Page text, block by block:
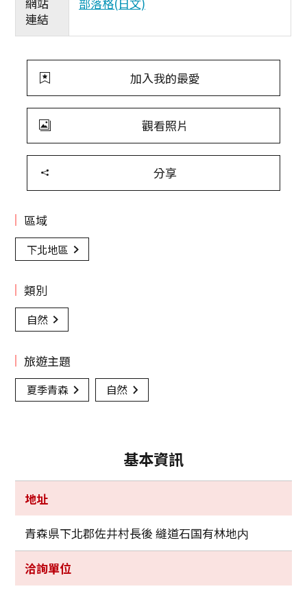
連結
加入我的最愛
觀看照片
分享
區域
下北地區
類別
自然
旅遊主題
夏季青森 自然
基本資訊
地址
青森県下北郡佐井村長後 縫道石国有林地内
洽詢單位